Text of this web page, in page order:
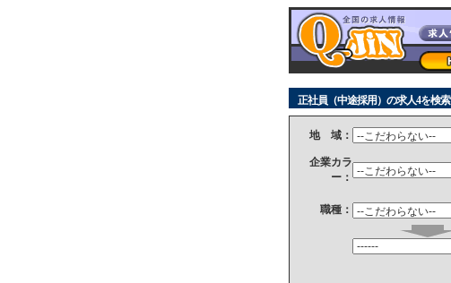
正社員（中途採用）の求人4を検索
地 域：
企業カラ
ー：
職種：